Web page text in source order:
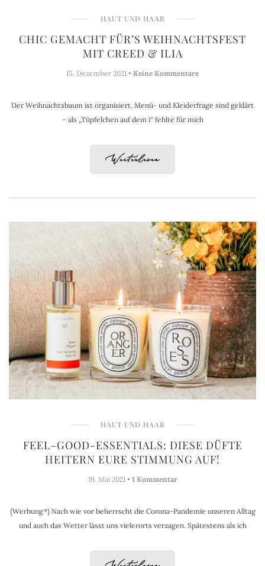
HAUT UND HAAR
CHIC GEMACHT FÜR’S WEIHNACHTSFEST
MIT CREED & ILIA
15. Dezember 2021 • Keine Kommentare
Der Weihnachtsbaum ist organisiert, Menü- und Kleiderfrage sind geklärt
– als „Tüpfelchen auf dem i“ fehlte für mich
Weiterlesen
HAUT UND HAAR
FEEL-GOOD-ESSENTIALS: DIESE DÜFTE
HEITERN EURE STIMMUNG AUF!
19. Mai 2021 • 1 Kommentar
{Werbung*} Nach wie vor beherrscht die Corona-Pandemie unseren Alltag
und auch das Wetter lässt uns vielerorts verzagen. Spätestens als ich